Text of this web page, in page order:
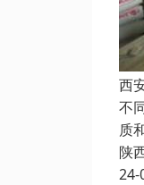
西
不
质
陕
24-